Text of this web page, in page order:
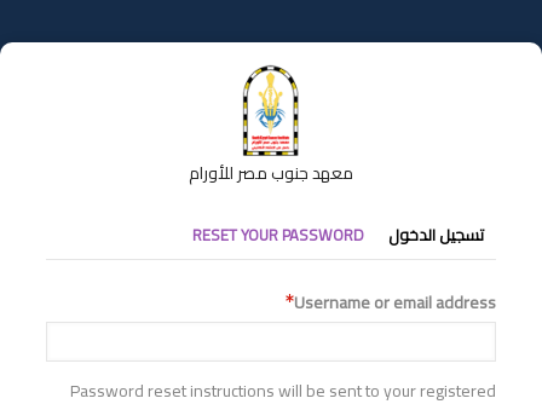
إلى
المحتوى
معهد جنوب مصر للأورام
التبويبات
الأساسية
تسجيل الدخول RESET YOUR PASSWORD
Username or email address
Password reset instructions will be sent to your registered